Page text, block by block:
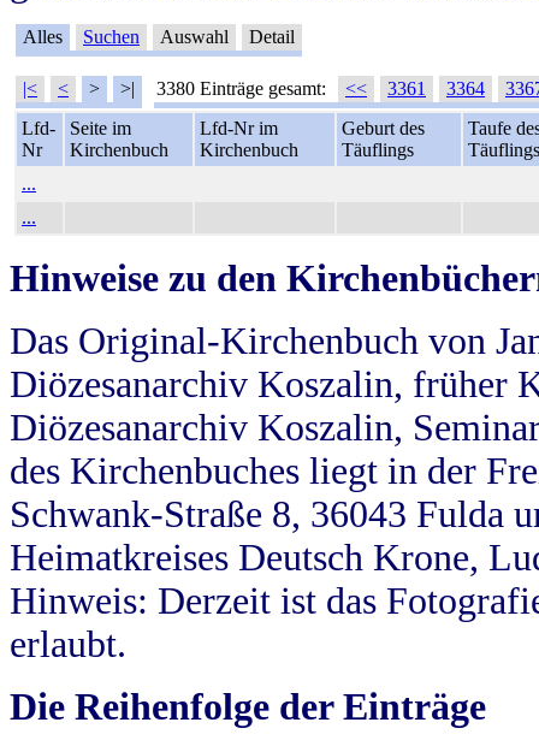
Alles Suchen Auswahl Detail
|< < > >| 3380 Einträge gesamt: << 3361 3364
Lfd-
Nr
Seite im
Kirchenbuch
Lfd-Nr im
Kirchenbuch
Geburt des
Täuflings
Taufe
Täuflings
...
...
Hinweise zu den
Das Original-Kirchenbuch von
Diözesanarchiv Koszalin, früher
Diözesanarchiv Koszalin,
des Kirchenbuches liegt in der
Schwank-Straße 8, 36043 Fulda
Heimatkreises Deutsch Krone,
Hinweis: Derzeit ist das
erlaubt.
Die Reihenfolge der Einträge